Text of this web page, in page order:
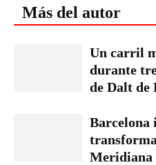
Más del autor
Un carril
durante
de Dalt de
Barcelona
Meridiana